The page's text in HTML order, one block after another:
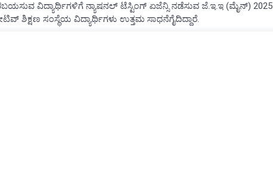
ವಿದ್ಯಾರ್ಥಿಗಳಿಗೆ ನ್ಯಾಷನಲ್ ಟೆಸ್ಟಿಂಗ್ ಏಜೆನ್ಸಿ ನಡೆಸುವ ಜೆ.ಇ.ಇ (ಮೈನ್) 2025
ಶಿಕ್ಷಣ ಸಂಸ್ಥೆಯ ವಿದ್ಯಾರ್ಥಿಗಳು ಉತ್ತಮ ಸಾಧನೆಗೈದಿದ್ದಾರೆ.